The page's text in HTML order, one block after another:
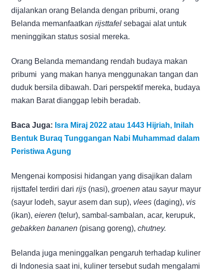
dijalankan orang Belanda dengan pribumi, orang
Belanda memanfaatkan rijsttafel sebagai alat untuk
meninggikan status sosial mereka.
Orang Belanda memandang rendah budaya makan
pribumi yang makan hanya menggunakan tangan dan
duduk bersila dibawah. Dari perspektif mereka, budaya
makan Barat dianggap lebih beradab.
Baca Juga: Isra Miraj 2022 atau 1443 Hijriah, Inilah
Bentuk Buraq Tunggangan Nabi Muhammad dalam
Peristiwa Agung
Mengenai komposisi hidangan yang disajikan dalam
rijsttafel terdiri dari rijs (nasi), groenen atau sayur mayur
(sayur lodeh, sayur asem dan sup), vlees (daging), vis
(ikan), eieren (telur), sambal-sambalan, acar, kerupuk,
gebakken bananen (pisang goreng), chutney.
Belanda juga meninggalkan pengaruh terhadap kuliner
di Indonesia saat ini, kuliner tersebut sudah mengalami